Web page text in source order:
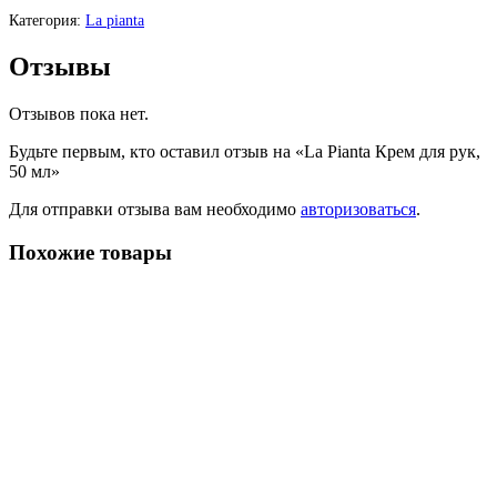
Категория: La pianta
Отзывы
Отзывов пока нет.
Будьте первым, кто оставил отзыв на «La Pianta Крем для рук,
50 мл»
Для отправки отзыва вам необходимо авторизоваться.
Похожие товары